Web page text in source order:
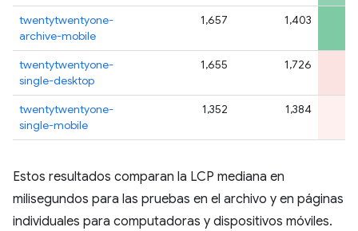
twentytwentyone-
archive-mobile
1,657 1,403
twentytwentyone-
single-desktop
1,655 1,726
twentytwentyone-
single-mobile
1,352 1,384
Estos resultados comparan la LCP mediana en
milisegundos para las pruebas en el archivo y en páginas
individuales para computadoras y dispositivos móviles.